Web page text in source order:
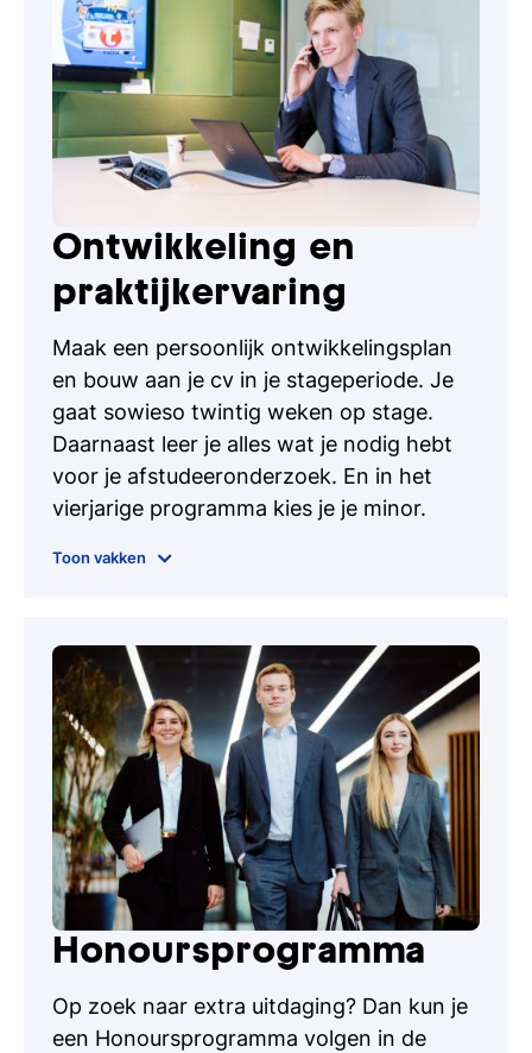
Leiderschap
Project Management
Strategic Management
Ontwikkeling en
praktijkervaring
Maak een persoonlijk ontwikkelingsplan
en bouw aan je cv in je stageperiode. Je
gaat sowieso twintig weken op stage.
Daarnaast leer je alles wat je nodig hebt
voor je afstudeeronderzoek. En in het
vierjarige programma kies je je minor.
(Internationale) stage
Minor
Afstuderen
Research & Analysis
Toon vakken
Honoursprogramma
Op zoek naar extra uitdaging? Dan kun je
een Honoursprogramma volgen in de